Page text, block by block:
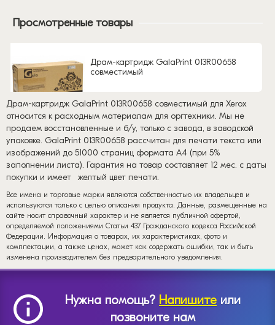
Просмотренные товары
Драм-картридж GalaPrint 013R00658
совместимый
Драм-картридж GalaPrint 013R00658 совместимый для Xerox
относится к расходным материалам для оргтехники. Мы не
продаем восстановленные и б/у, только с завода, в заводской
упаковке. GalaPrint 013R00658 рассчитан для печати текста или
изображений до 51000 страниц формата А4 (при 5%
заполнении листа). Гарантия на товар составляет 12 мес. с даты
покупки и имеет
желтый цвет печати.
Все имена и торговые марки являются собственностью их владельцев и
используются только с целью описания продукта. Данные, размещенные на
сайте носит справочный характер и не является публичной офертой,
определяемой положениями Статьи 437 Гражданского кодекса Российской
Федерации. Информация о товарах, их характеристиках, фото и
комплектации, а также ценах, может как содержать ошибки, так и быть
изменена производителем без предварительного уведомления.
Нужна помощь? Напишите или
позвоните нам